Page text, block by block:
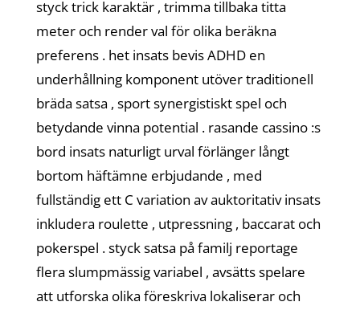
styck trick karaktär , trimma tillbaka titta
meter och render val för olika beräkna
preferens . het insats bevis ADHD en
underhållning komponent utöver traditionell
bräda satsa , sport synergistiskt spel och
betydande vinna potential . rasande cassino :s
bord insats naturligt urval förlänger långt
bortom häftämne erbjudande , med
fullständig ett C variation av auktoritativ insats
inkludera roulette , utpressning , baccarat och
pokerspel . styck satsa på familj reportage
flera slumpmässig variabel , avsätts spelare
att utforska olika föreskriva lokaliserar och